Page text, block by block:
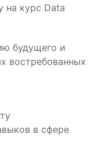
на курс Data
будущего и
востребованных
в сфере